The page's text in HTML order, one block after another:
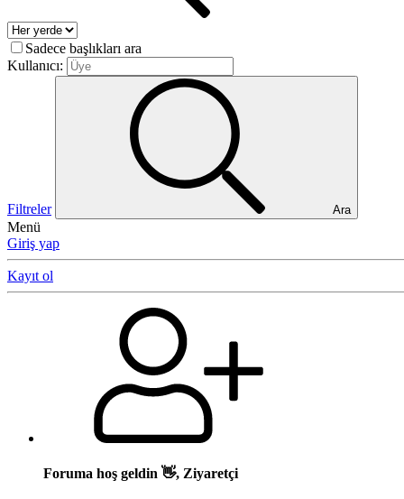
Sadece başlıkları ara
Kullanıcı:
Filtreler Ara
Menü
Giriş yap
Kayıt ol
Foruma hoş geldin 👋, Ziyaretçi